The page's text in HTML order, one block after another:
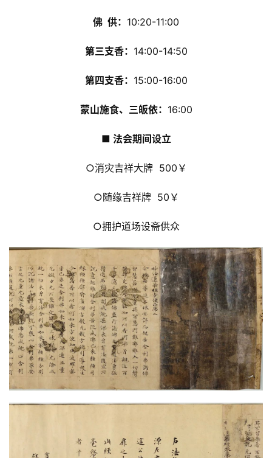
佛 供： 10:20-11:00
第三支香： 14:00-14:50
第四支香： 15:00-16:00
蒙山施食、三皈依： 16:00
■ 法会期间设立
○消灾吉祥大牌 500￥
○随缘吉祥牌 50￥
○拥护道场设斋供众